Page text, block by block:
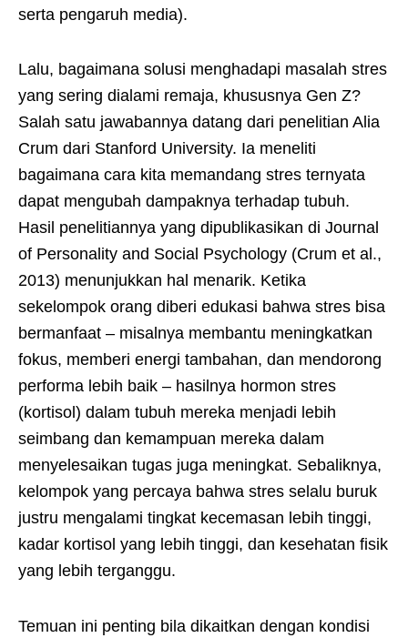
serta pengaruh media).
Lalu, bagaimana solusi menghadapi masalah stres
yang sering dialami remaja, khususnya Gen Z?
Salah satu jawabannya datang dari penelitian Alia
Crum dari Stanford University. Ia meneliti
bagaimana cara kita memandang stres ternyata
dapat mengubah dampaknya terhadap tubuh.
Hasil penelitiannya yang dipublikasikan di Journal
of Personality and Social Psychology (Crum et al.,
2013) menunjukkan hal menarik. Ketika
sekelompok orang diberi edukasi bahwa stres bisa
bermanfaat – misalnya membantu meningkatkan
fokus, memberi energi tambahan, dan mendorong
performa lebih baik – hasilnya hormon stres
(kortisol) dalam tubuh mereka menjadi lebih
seimbang dan kemampuan mereka dalam
menyelesaikan tugas juga meningkat. Sebaliknya,
kelompok yang percaya bahwa stres selalu buruk
justru mengalami tingkat kecemasan lebih tinggi,
kadar kortisol yang lebih tinggi, dan kesehatan fisik
yang lebih terganggu.
Temuan ini penting bila dikaitkan dengan kondisi